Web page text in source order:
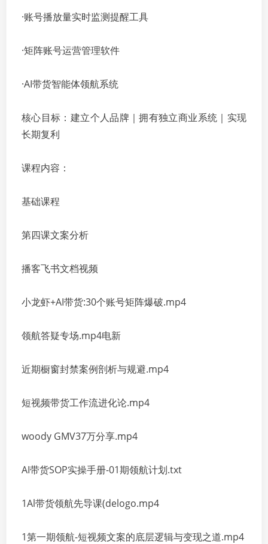
·账号播放量实时监测提醒工具
·矩阵账号运营管理软件
·AI带货智能体领航系统
核心目标：建立个人品牌｜拥有独立商业系统｜实现
长期复利
课程内容：
基础课程
第四课文案分析
播客飞书文档视频
小龙虾+AI带货:30个账号矩阵爆破.mp4
领航答疑专场.mp4电新
近期橱窗封禁案例剖析与规避.mp4
短视频带货工作流进化论.mp4
woody GMV37万分享.mp4
AI带货SOP实操手册-01期领航计划.txt
1Al带货领航先导课(delogo.mp4
1第一期领航-短视频文案的底层逻辑与变现之道.mp4